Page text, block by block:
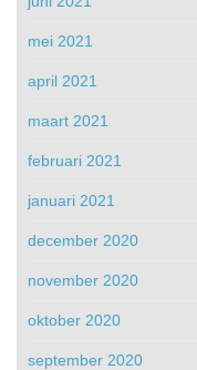
mei 2021
april 2021
maart 2021
februari 2021
januari 2021
december 2020
november 2020
oktober 2020
september 2020